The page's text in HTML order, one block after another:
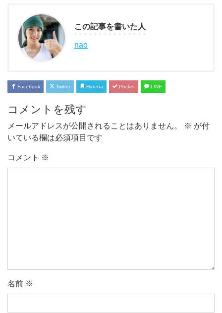
この記事を書いた人
nao
Facebook Twitter Hatena Pocket LINE
コメントを残す
メールアドレスが公開されることはありません。 ※ が付
いている欄は必須項目です
コメント ※
名前 ※